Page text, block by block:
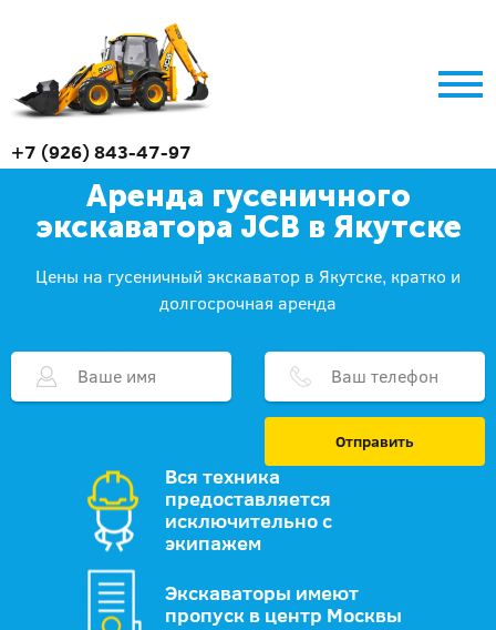
+7 (926) 843-47-97
Аренда гусеничного
экскаватора JCB в Якутске
Цены на гусеничный экскаватор в Якутске, кратко и
долгосрочная аренда
Отправить
Вся техника
предоставляется
исключительно с
экипажем
Экскаваторы имеют
пропуск в центр Москвы